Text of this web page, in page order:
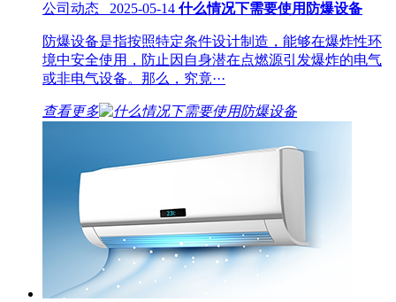
公司动态 2025-05-14 什么情况下需要使用防爆设备
防爆设备是指按照特定条件设计制造，能够在爆炸性环
境中安全使用，防止因自身潜在点燃源引发爆炸的电气
或非电气设备。那么，究竟···
查看更多